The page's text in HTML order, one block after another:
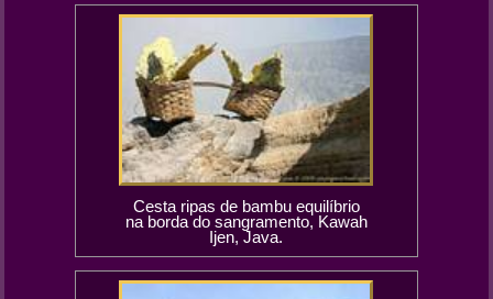
Cesta ripas de bambu equilíbrio
na borda do sangramento, Kawah
Ijen, Java.